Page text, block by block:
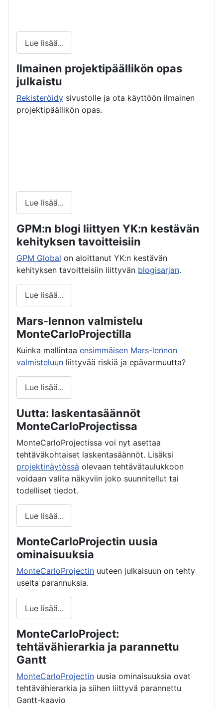
Lue lisää...
Ilmainen projektipäällikön opas
julkaistu
Rekisteröidy sivustolle ja ota käyttöön ilmainen
projektipäällikön opas.
Lue lisää...
GPM:n blogi liittyen YK:n kestävän
kehityksen tavoitteisiin
GPM Global on aloittanut YK:n kestävän
kehityksen tavoitteisiin liittyvän blogisarjan.
Lue lisää...
Mars-lennon valmistelu
MonteCarloProjectilla
Kuinka mallintaa ensimmäisen Mars-lennon
valmisteluun liittyvää riskiä ja epävarmuutta?
Lue lisää...
Uutta: laskentasäännöt
MonteCarloProjectissa
MonteCarloProjectissa voi nyt asettaa
tehtäväkohtaiset laskentasäännöt. Lisäksi
projektinäytössä olevaan tehtävätaulukkoon
voidaan valita näkyviin joko suunnitellut tai
todelliset tiedot.
Lue lisää...
MonteCarloProjectin uusia
ominaisuuksia
MonteCarloProjectin uuteen julkaisuun on tehty
useita parannuksia.
Lue lisää...
MonteCarloProject:
tehtävähierarkia ja parannettu
Gantt
MonteCarloProjectin uusia ominaisuuksia ovat
tehtävähierarkia ja siihen liittyvä parannettu
Gantt-kaavio